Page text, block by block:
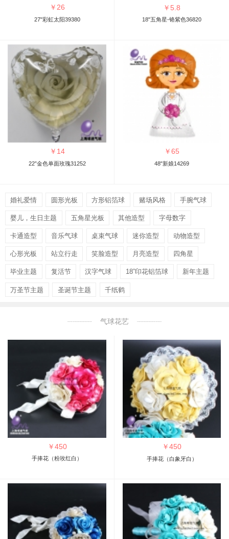
￥ 26
27"彩虹太阳39380
￥ 5.8
18"五角星-铬紫色36820
￥ 14
22”金色单面玫瑰31252
￥65
48"新娘14269
婚礼爱情 圆形光板 方形铝箔球 赌场风格 手腕气球
婴儿，生日主题 五角星光板 其他造型 字母数字
卡通造型 音乐气球 桌束气球 迷你造型 动物造型
心形光板 站立行走 笑脸造型 月亮造型 四角星
毕业主题 复活节 汉字气球 18”印花铝箔球 新年主题
万圣节主题 圣诞节主题 千纸鹤
气球花艺
￥450
手捧花（粉玫红白）
￥450
手捧花（白象牙白）